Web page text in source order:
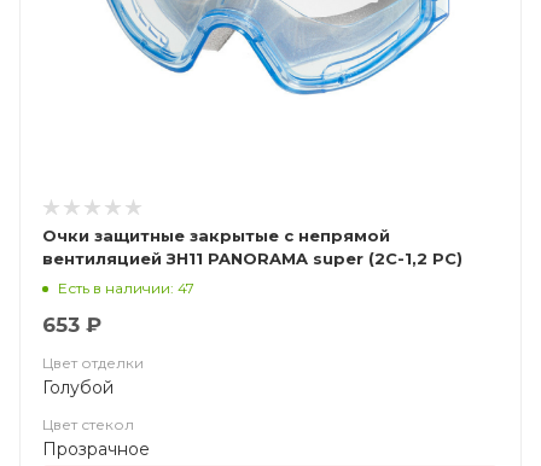
Очки защитные закрытые с непрямой
вентиляцией ЗН11 PANORAMA super (2С-1,2 PС)
24130
Есть в наличии: 47
653 ₽
Цвет отделки
Голубой
Цвет стекол
Прозрачное